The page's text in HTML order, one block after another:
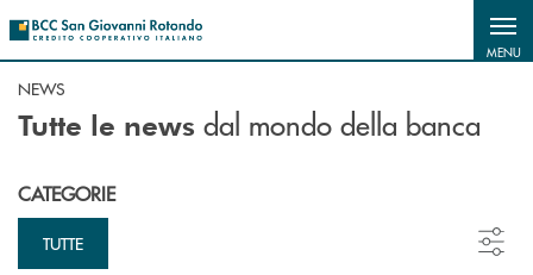
MENU
NEWS
Tutte le news dal mondo della banca
CATEGORIE
TUTTE